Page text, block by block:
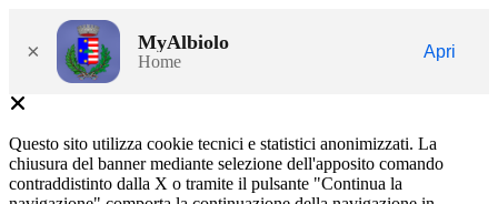
× MyAlbiolo
Home
Apri
Questo sito utilizza cookie tecnici e statistici anonimizzati. La
chiusura del banner mediante selezione dell'apposito comando
contraddistinto dalla X o tramite il pulsante "Continua la